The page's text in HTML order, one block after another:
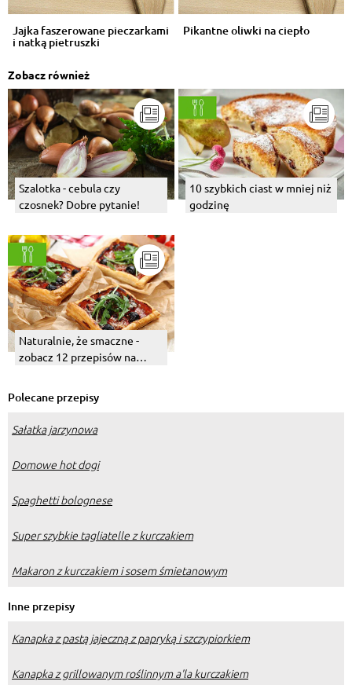
Jajka faszerowane pieczarkami
i natką pietruszki
Pikantne oliwki na ciepło
Zobacz również
Szalotka - cebula czy
czosnek? Dobre pytanie!
10 szybkich ciast w mniej niż
godzinę
Naturalnie, że smaczne -
zobacz 12 przepisów na
Polecane przepisy
Sałatka jarzynowa
Domowe hot dogi
Spaghetti bolognese
Super szybkie tagliatelle z kurczakiem
Makaron z kurczakiem i sosem śmietanowym
Inne przepisy
Kanapka z pastą jajeczną z papryką i szczypiorkiem
Kanapka z grillowanym roślinnym a'la kurczakiem